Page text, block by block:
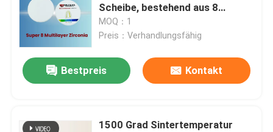
Scheibe, bestehend aus 8
Schichten und Dicken von 10 mm
bis 25 mm, für die Zahnmedizin
MOQ：1
Preis：Verhandlungsfähig
Bestpreis Kontakt
1500 Grad Sintertemperatur